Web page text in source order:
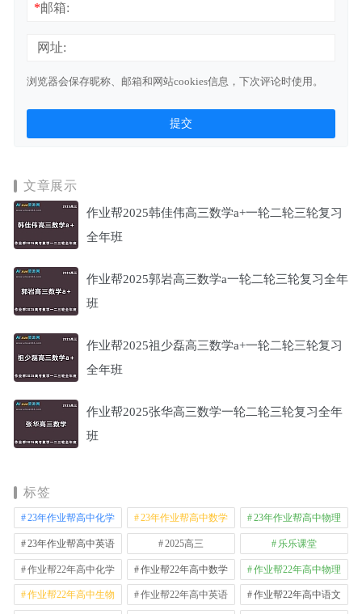
*邮箱:
网址:
浏览器会保存昵称、邮箱和网站cookies信息，下次评论时使用。
文章展示
作业帮2025韩佳伟高三数学a+一轮二轮三轮复习
全年班
作业帮2025郭岩高三数学a一轮二轮三轮复习全年
班
作业帮2025祖少磊高三数学a+一轮二轮三轮复习
全年班
作业帮2025张华高三数学一轮二轮三轮复习全年
班
标签
23年作业帮高中化学 23年作业帮高中数学 23年作业帮高中物理
23年作业帮高中英语 2025高三 乐乐课堂
作业帮22年高中化学 作业帮22年高中数学 作业帮22年高中物理
作业帮22年高中生物 作业帮22年高中英语 作业帮22年高中语文